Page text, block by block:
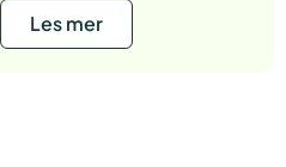
Les mer